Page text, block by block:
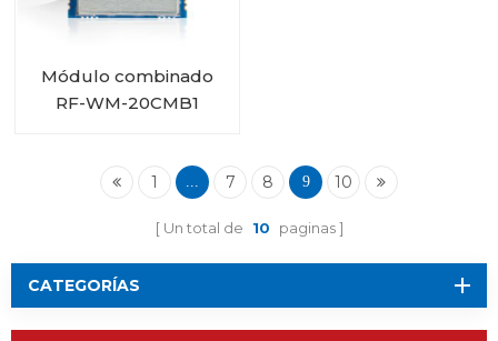
Módulo combinado
RF-WM-20CMB1
1 ... 7 8 9 10
Un total de 10 paginas
CATEGORÍAS